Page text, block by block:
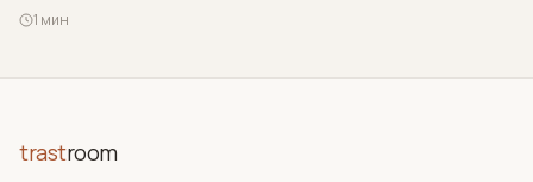
этот фактор следует в первую очередь…
1 мин
trastroom